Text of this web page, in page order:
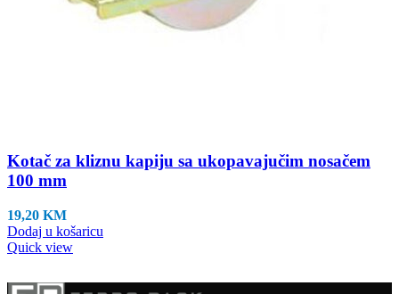
Kotač za kliznu kapiju sa ukopavajučim nosačem
100 mm
19,20 KM
Dodaj u košaricu
Quick view